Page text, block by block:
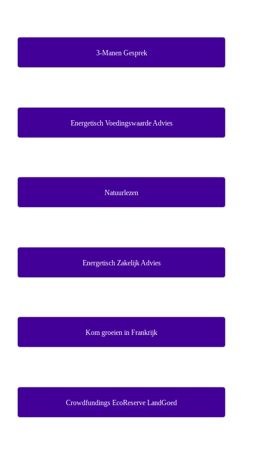
3-Manen Gesprek
Energetisch Voedingswaarde Advies
Natuurlezen
Energetisch Zakelijk Advies
Kom groeien in Frankrijk
Crowdfundings EcoReserve LandGoed